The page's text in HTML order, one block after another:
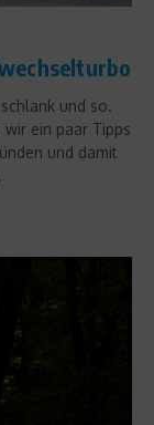
und so.
ein paar Tipps
und damit